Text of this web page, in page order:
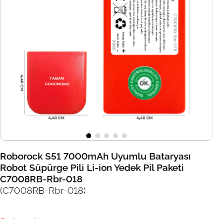
Roborock S51 7000mAh Uyumlu Bataryası
Robot Süpürge Pili Li-ion Yedek Pil Paketi
C7008RB-Rbr-018
(C7008RB-Rbr-018)